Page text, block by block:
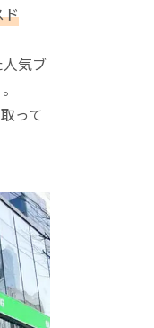
ド
気ブ
って